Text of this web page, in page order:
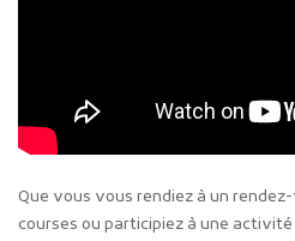
Que vous vous rendiez à un
courses ou participiez à une